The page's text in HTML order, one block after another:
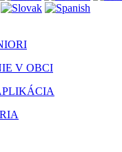
V OBCI